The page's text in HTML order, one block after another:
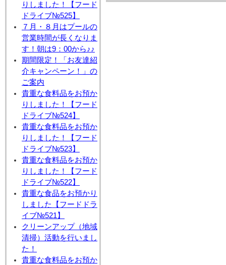
りしました！【フード
ドライブ№525】
７月・８月はプールの
営業時間が長くなりま
す！朝は9：00から♪♪
期間限定！「お友達紹
介キャンペーン！」の
ご案内
貴重な食料品をお預か
りしました！【フード
ドライブ№524】
貴重な食料品をお預か
りしました！【フード
ドライブ№523】
貴重な食料品をお預か
りしました！【フード
ドライブ№522】
貴重な食品をお預かり
しました【フードドラ
イブ№521】
クリーンアップ（地域
清掃）活動を行いまし
た！
貴重な食料品をお預か